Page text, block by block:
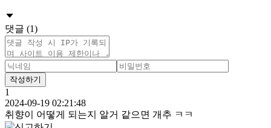
댓글 (1)
작성하기
1
2024-09-19 02:21:48
취향이 어떻게 되는지 알거 같으면 개추 ㅋㅋ